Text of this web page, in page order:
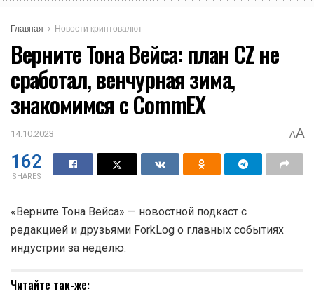
Главная Новости криптовалют
Верните Тона Вейса: план CZ не
сработал, венчурная зима,
знакомимся с CommEX
14.10.2023 AA
162
SHARES
«Верните Тона Вейса» — новостной подкаст с
редакцией и друзьями ForkLog о главных событиях
индустрии за неделю.
Читайте так-же: